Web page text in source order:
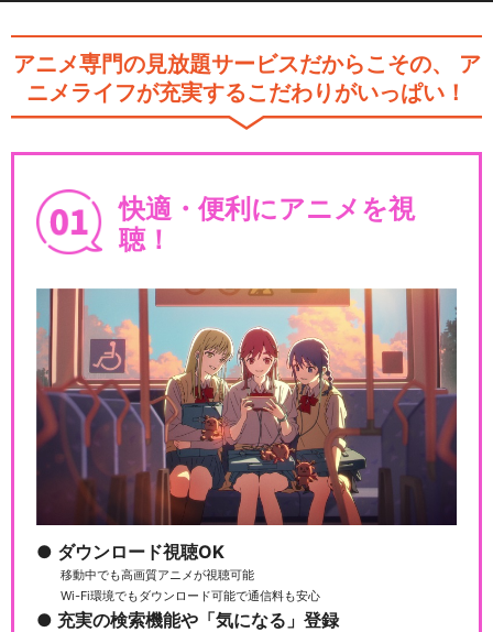
一髪！
キン肉マン 正義超人VS戦士
キン肉マンⅡ世
キン肉マンⅡ世 ULTIMATE M
USCLE
キン肉マンⅡ世 ULTIMATE M
USCLE2
アニメ専門の見放題サービスだからこその、
ア
ニメライフが充実するこだわりがいっぱい！
快適・便利にアニメを視
聴！
ダウンロード視聴OK
移動中でも高画質アニメが視聴可能
Wi-Fi環境でもダウンロード可能で通信料も安心
充実の検索機能や「気になる」登録